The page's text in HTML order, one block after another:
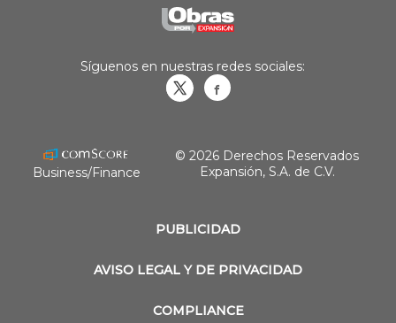
PUBLICIDAD
AVISO LEGAL Y DE PRIVACIDAD
COMPLIANCE
Síguenos en nuestras redes sociales:
Business/Finance
© 2026 Derechos Reservados
Expansión, S.A. de C.V.